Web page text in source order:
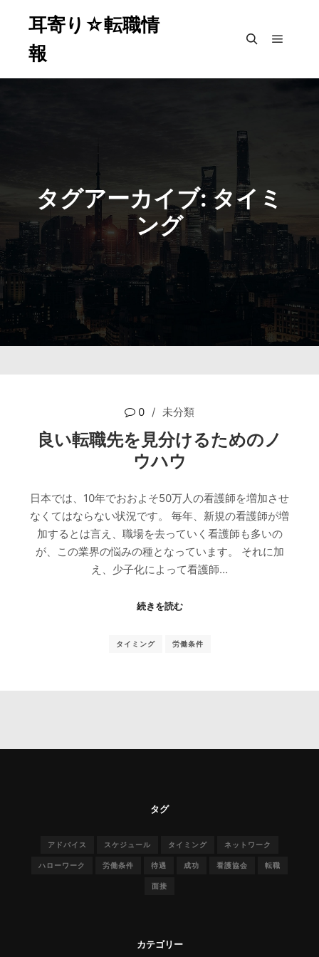
耳寄り☆転職情
報
タグアーカイブ:タイミ
ング
0 未分類
良い転職先を見分けるためのノ
ウハウ
日本では、10年でおおよそ50万人の看護師を増加させ
なくてはならない状況です。 毎年、新規の看護師が増
加するとは言え、職場を去っていく看護師も多いの
が、この業界の悩みの種となっています。 それに加
え、少子化によって看護師…
続きを読む
タイミング 労働条件
タグ
アドバイス スケジュール タイミング ネットワーク
ハローワーク 労働条件 待遇 成功 看護協会 転職
面接
カテゴリー